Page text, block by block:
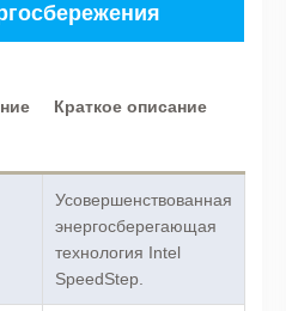
Краткое описание
Усовершенствованная
энергосберегающая
технология Intel
SpeedStep.